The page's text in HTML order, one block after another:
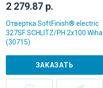
2 279.87 р.
Отвертка SoftFinish® electric
327SF SCHLITZ/PH 2x100 Wiha
(30715)
ЗАКАЗАТЬ